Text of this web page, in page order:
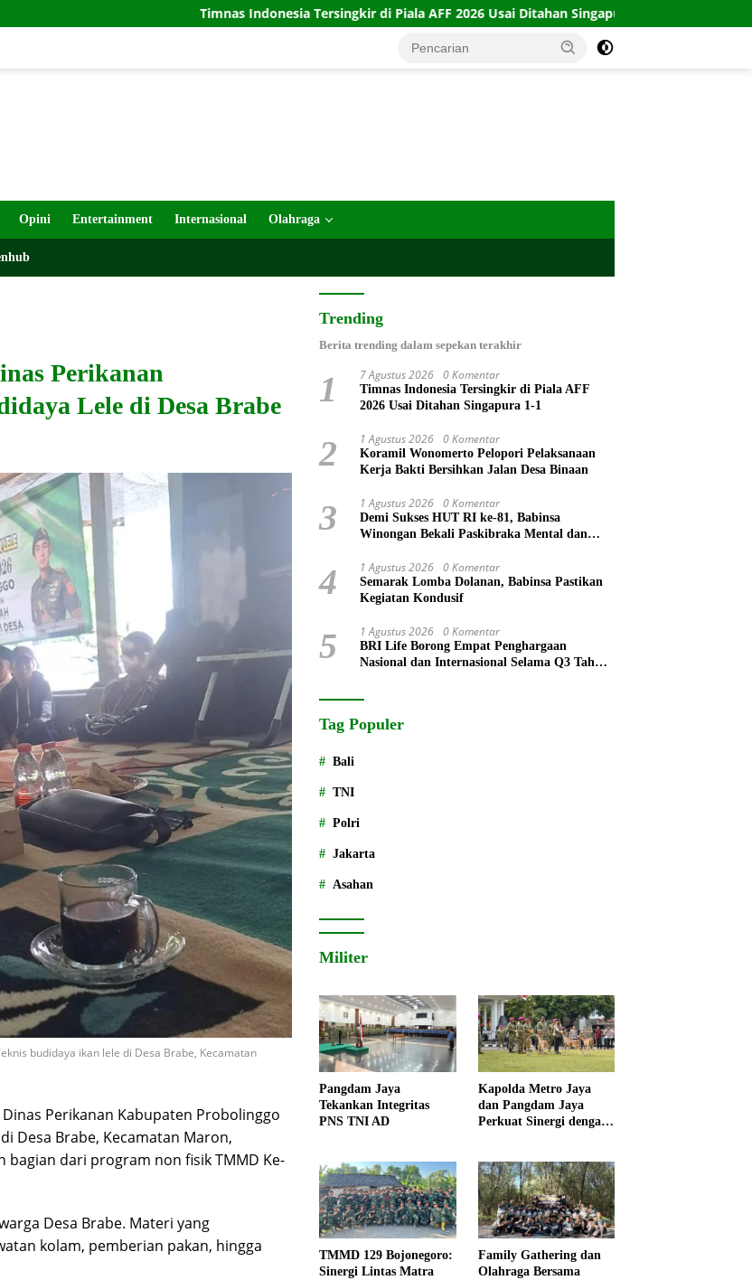
Timnas Indonesia Tersingkir di Piala AFF 2026 Usai Ditahan Singapura 1-1 10 Kartu Legacy 100
Opini Entertainment Internasional Olahraga
Perikanan
Lele di Desa Brabe
budidaya ikan lele di Desa Brabe, Kecamatan
Dinas Perikanan Kabupaten Probolinggo
Desa Brabe, Kecamatan Maron,
dari program non fisik TMMD Ke-
Desa Brabe. Materi yang
kolam, pemberian pakan, hingga
Trending
Berita trending dalam sepekan terakhir
1 7 Agustus 2026 0 Komentar
Timnas Indonesia Tersingkir di Piala AFF
2026 Usai Ditahan Singapura 1-1
2 1 Agustus 2026 0 Komentar
Koramil Wonomerto Pelopori Pelaksanaan
Kerja Bakti Bersihkan Jalan Desa Binaan
3 1 Agustus 2026 0 Komentar
Demi Sukses HUT RI ke-81, Babinsa
Winongan Bekali Paskibraka Mental dan
4 1 Agustus 2026 0 Komentar
Semarak Lomba Dolanan, Babinsa Pastikan
Kegiatan Kondusif
5 1 Agustus 2026 0 Komentar
BRI Life Borong Empat Penghargaan
Nasional dan Internasional Selama Q3 Tahun
Tag Populer
Bali
TNI
Polri
Jakarta
Asahan
Militer
Pangdam Jaya
Tekankan Integritas
PNS TNI AD
Kapolda Metro Jaya
dan Pangdam Jaya
Perkuat Sinergi dengan
TMMD 129 Bojonegoro:
Sinergi Lintas Matra
Family Gathering dan
Olahraga Bersama